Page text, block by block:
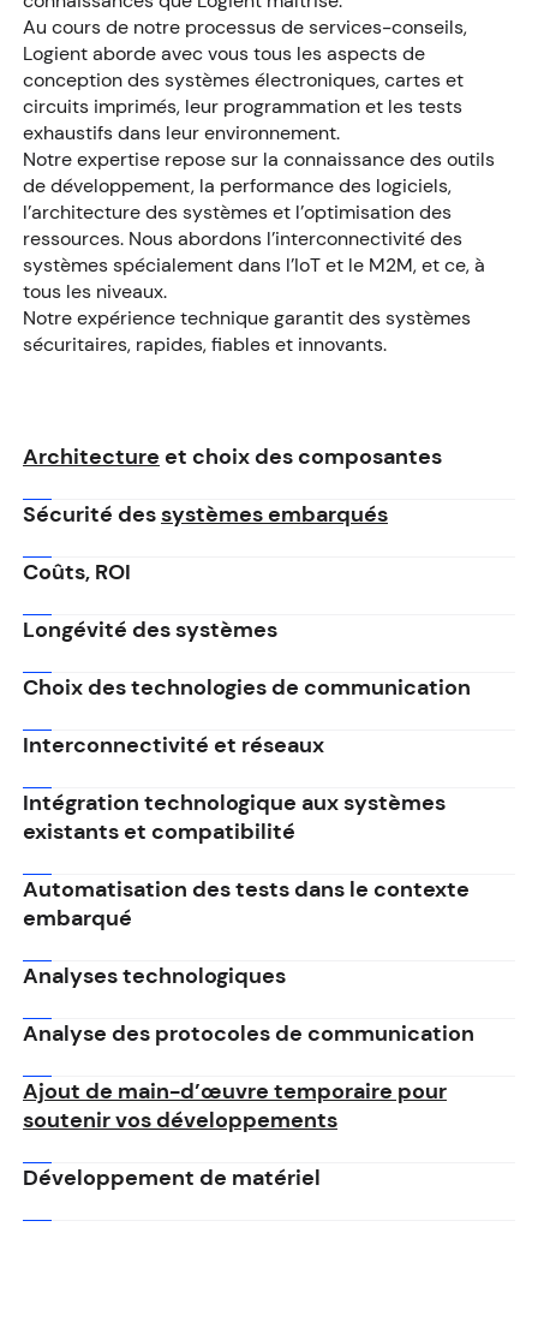
Au cours de notre processus de services-conseils,
Logient aborde avec vous tous les aspects de
conception des systèmes électroniques, cartes et
circuits imprimés, leur programmation et les tests
exhaustifs dans leur environnement.
Notre expertise repose sur la connaissance des outils
de développement, la performance des logiciels,
l’architecture des systèmes et l’optimisation des
ressources. Nous abordons l’interconnectivité des
systèmes spécialement dans l’IoT et le M2M, et ce, à
tous les niveaux.
Notre expérience technique garantit des systèmes
sécuritaires, rapides, fiables et innovants.
Architecture et choix des composantes
Sécurité dessystèmes embarqués
Coûts, ROI
Longévité des systèmes
Choix des technologies de communication
Interconnectivité et réseaux
Intégration technologique aux systèmes
existants et compatibilité
Automatisation des tests dans le contexte
embarqué
Analyses technologiques
Analyse des protocoles de communication
Ajout de main-d’œuvre temporaire pour
soutenir vos développements
Développement de matériel